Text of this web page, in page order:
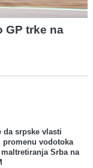
GP trke na
da srpske vlasti
promenu vodotoka
maltretiranja Srba na